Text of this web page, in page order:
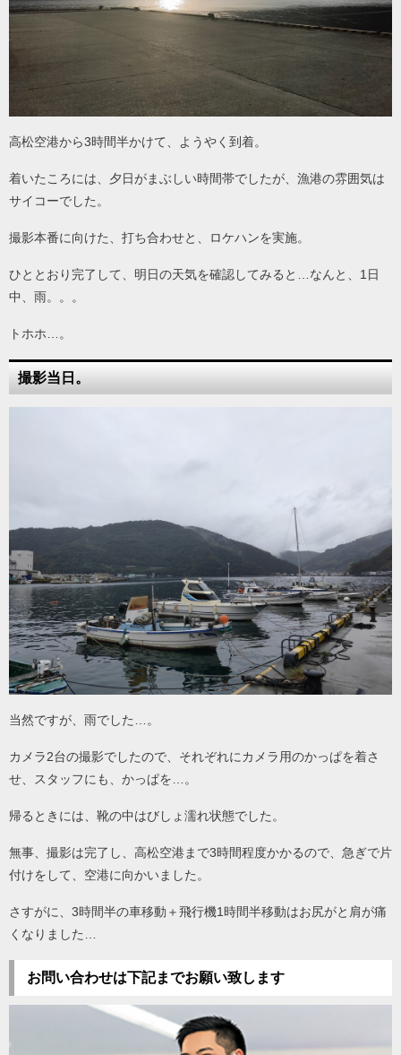
高松空港から3時間半かけて、ようやく到着。
着いたころには、夕日がまぶしい時間帯でしたが、漁港の雰囲気は
サイコーでした。
撮影本番に向けた、打ち合わせと、ロケハンを実施。
ひととおり完了して、明日の天気を確認してみると…なんと、1日
中、雨。。。
トホホ…。
撮影当日。
当然ですが、雨でした…。
カメラ2台の撮影でしたので、それぞれにカメラ用のかっぱを着さ
せ、スタッフにも、かっぱを…。
帰るときには、靴の中はびしょ濡れ状態でした。
無事、撮影は完了し、高松空港まで3時間程度かかるので、急ぎで片
付けをして、空港に向かいました。
さすがに、3時間半の車移動＋飛行機1時間半移動はお尻がと肩が痛
くなりました…
お問い合わせは下記までお願い致します